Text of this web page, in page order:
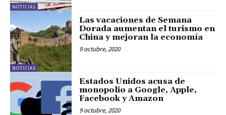
NOTICIAS
NOTICIAS
Las vacaciones de Semana
Dorada aumentan el turismo en
China y mejoran la economía
9 octubre, 2020
Estados Unidos acusa de
monopolio a Google, Apple,
Facebook y Amazon
9 octubre, 2020